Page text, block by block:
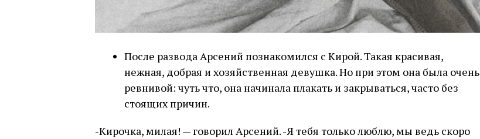
После развода Арсений познакомился с Кирой. Такая красивая,
нежная, добрая и хозяйственная девушка. Но при этом она была очень
ревнивой: чуть что, она начинала плакать и закрываться, часто без
стоящих причин.
-Кирочка, милая! — говорил Арсений. -Я тебя только люблю, мы ведь скоро